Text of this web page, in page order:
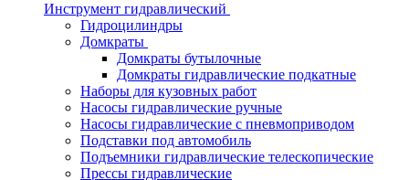
Инструмент гидравлический
Гидроцилиндры
Домкраты
Домкраты бутылочные
Домкраты гидравлические подкатные
Наборы для кузовных работ
Насосы гидравлические ручные
Насосы гидравлические с пневмоприводом
Подставки под автомобиль
Подъемники гидравлические телескопические
Прессы гидравлические